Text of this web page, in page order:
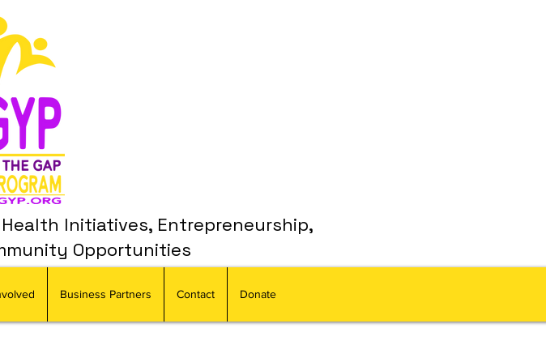
Initiatives, Entrepreneurship,
Opportunities
Business Partners Contact Donate